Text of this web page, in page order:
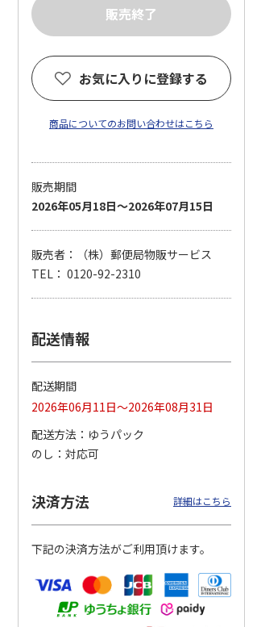
【グリーティング切
円…
4.8（11）
5,500円
4.6（7）
11,000円
お気に入りに登録する
商品についてのお問い合わせはこちら
販売期間
2026年05月18日～2026年07月15日
販売者：（株）郵便局物販サービス
TEL： 0120-92-2310
配送情報
配送期間
2026年06月11日～2026年08月31日
配送方法
ゆうパック
のし
対応可
決済方法 詳細はこちら
下記の決済方法がご利用頂けます。